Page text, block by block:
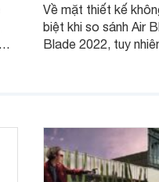
Về mặt thiết kế
biệt khi so sánh Air
Blade 2022, tuy